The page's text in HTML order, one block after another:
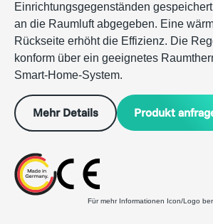
Einrichtungsgegenständen
an die Raumluft abgegeben. Eine
Rückseite erhöht die Effizienz. Die
konform über ein geeignetes
Smart-Home-System.
Mehr Details Produkt
Für mehr Informationen Icon/Logo